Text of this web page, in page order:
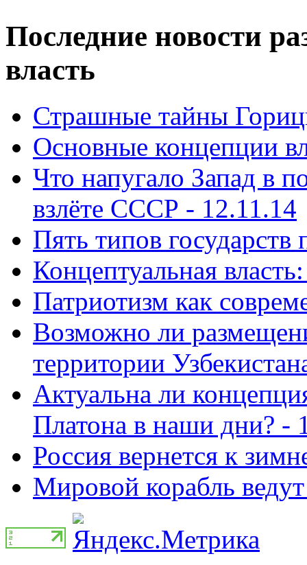
Последние новости
власть
Страшные тайны
Основные концепции
Что напугало Запад в
взлёте СССР - 12.11.14
Пять типов
Концептуальная
Патриотизм как
Возможно ли
территории
Актуальна ли
Платона в наши дни? -
Россия вернется к
Мировой корабль